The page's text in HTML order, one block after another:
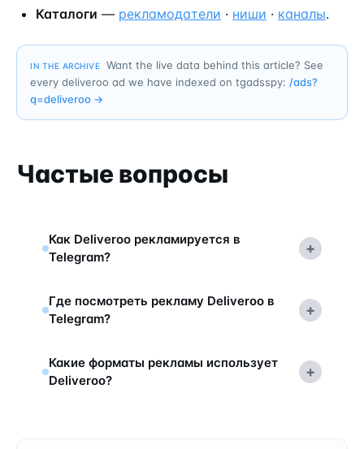
Каталоги — рекламодатели · ниши · каналы.
IN THE ARCHIVE
Want the live data behind this article? See
every deliveroo ad we have indexed on tgadsspy: /ads?
q=deliveroo →
Частые вопросы
Как Deliveroo рекламируется в
Telegram?
+
Где посмотреть рекламу Deliveroo в
Telegram?
+
Какие форматы рекламы использует
Deliveroo?
+